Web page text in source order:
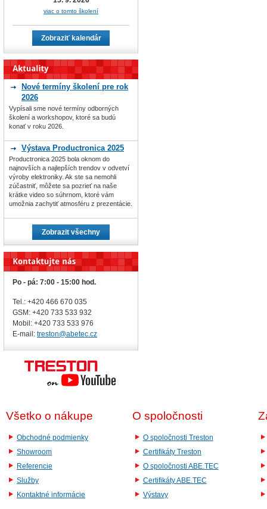
viac o tomto školení
Zobraziť kalendár
Nové termíny školení pre rok
2026
Vypísali sme nové termíny odborných
školení a workshopov, ktoré sa budú
konať v roku 2026.
Výstava Productronica 2025
Productronica 2025 bola oknom do
najnovších a najlepších trendov v odvetví
výroby elektroniky. Ak ste sa nemohli
zúčastniť, môžete sa pozrieť na naše
krátke video so súhrnom, ktoré vám
umožnia zachytiť atmosféru z prezentácie.
Zobrazit všechny
Po - pá: 7:00 - 15:00 hod.
Tel.: +420 466 670 035
GSM: +420 733 533 932
Mobil: +420 733 533 976
E-mail: treston@abetec.cz
Všetko o nákupe
Obchodné podmienky
Showroom
Referencie
Služby
Kontaktné informácie
O spoločnosti
O spoločnosti Treston
Certifikáty Treston
O spoločnosti ABE.TEC
Certifikáty ABE.TEC
Výstavy